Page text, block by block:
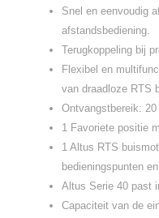
Snel en eenvoudig
afstandsbediening.
Terugkoppeling bij
Flexibel en
van draadloze RTS
Ontvangstbereik:
1 Favoriete positie
1 Altus RTS
bedieningspunten
Altus Serie 40 past
Capaciteit van de